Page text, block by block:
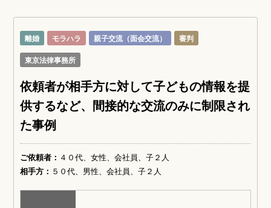
離婚 モラハラ 親子交流（面会交流）
審判
東京法律事務所
依頼者が相手方に対して子どもの情報を提
供するなど、間接的な交流のみに制限され
た事例
ご依頼者： ４０代、女性、会社員、子２人
相手方： ５０代、男性、会社員、子２人